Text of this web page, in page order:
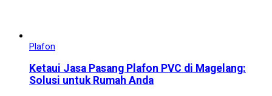
Plafon
Ketaui Jasa Pasang Plafon PVC di Magelang:
Solusi untuk Rumah Anda